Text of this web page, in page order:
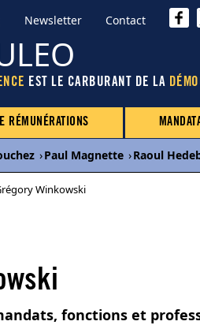
Newsletter Contact
EST LE CARBURANT DE LA
RÉMUNÉRATIONS
›Paul Magnette ›Raoul
Winkowski
fonctions et